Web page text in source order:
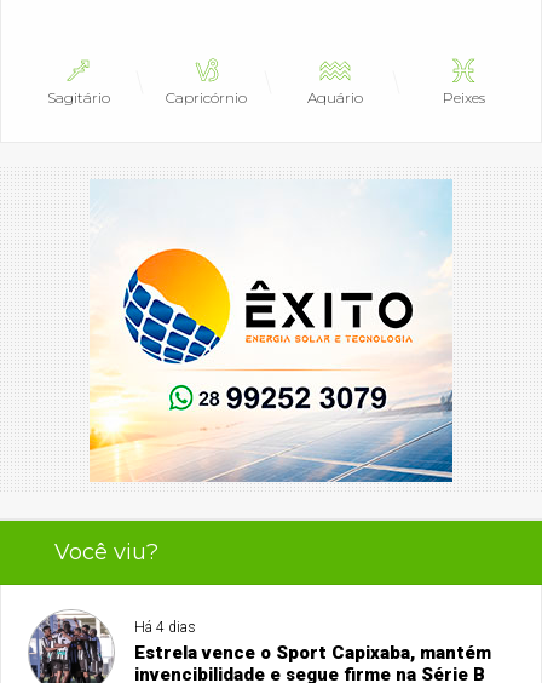
Sagitário Capricórnio Aquário Peixes
Você viu?
Há 4 dias
Estrela vence o Sport Capixaba, mantém
invencibilidade e segue firme na Série B